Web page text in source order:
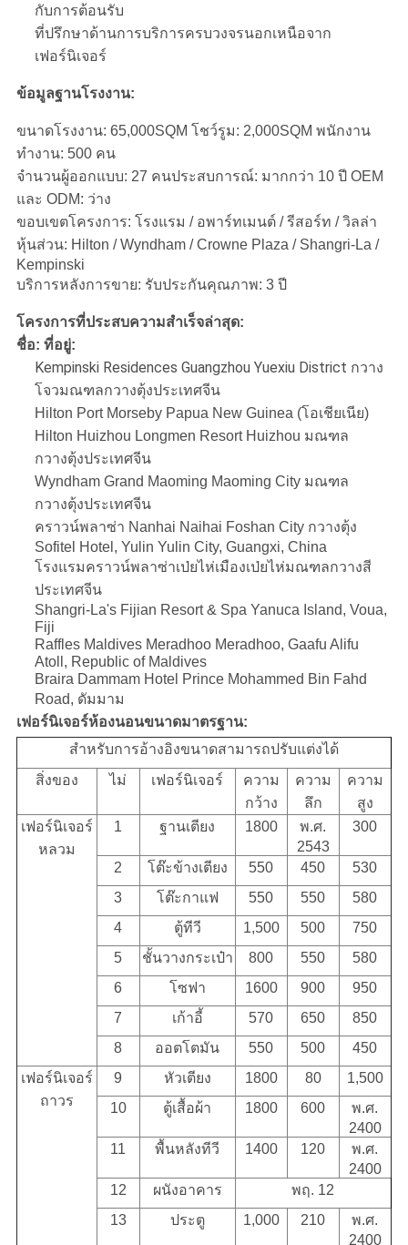
กับการต้อนรับ
ที่ปรึกษาด้านการบริการครบวงจรนอกเหนือจาก
เฟอร์นิเจอร์
ข้อมูลฐานโรงงาน:
ขนาดโรงงาน: 65,000SQM โชว์รูม: 2,000SQM พนักงาน
ทำงาน: 500 คน
จำนวนผู้ออกแบบ: 27 คนประสบการณ์: มากกว่า 10 ปี OEM
และ ODM: ว่าง
ขอบเขตโครงการ: โรงแรม / อพาร์ทเมนต์ / รีสอร์ท / วิลล่า
หุ้นส่วน: Hilton / Wyndham / Crowne Plaza / Shangri-La /
Kempinski
บริการหลังการขาย: รับประกันคุณภาพ: 3 ปี
โครงการที่ประสบความสำเร็จล่าสุด:
ชื่อ: ที่อยู่:
Kempinski Residences Guangzhou Yuexiu District กวาง
โจวมณฑลกวางตุ้งประเทศจีน
Hilton Port Morseby Papua New Guinea (โอเชียเนีย)
Hilton Huizhou Longmen Resort Huizhou มณฑล
กวางตุ้งประเทศจีน
Wyndham Grand Maoming Maoming City มณฑล
กวางตุ้งประเทศจีน
คราวน์พลาซ่า Nanhai Naihai Foshan City กวางตุ้ง
Sofitel Hotel, Yulin Yulin City, Guangxi, China
โรงแรมคราวน์พลาซ่าเป่ยไห่เมืองเป่ยไห่มณฑลกวางสี
ประเทศจีน
Shangri-La's Fijian Resort & Spa Yanuca Island, Voua,
Fiji
Raffles Maldives Meradhoo Meradhoo, Gaafu Alifu
Atoll, Republic of Maldives
Braira Dammam Hotel Prince Mohammed Bin Fahd
Road, ดัมมาม
เฟอร์นิเจอร์ห้องนอนขนาดมาตรฐาน:
สำหรับการอ้างอิงขนาดสามารถปรับแต่งได้
สิ่งของ
ไม่ เฟอร์นิเจอร์
ความ
กว้าง
ความ
ลึก
ความ
สูง
เฟอร์นิเจอร์
หลวม
1 ฐานเตียง 1800
พ.ศ.
2543
300
2 โต๊ะข้างเตียง 550 450
530
3
โต๊ะกาแฟ 550 550
580
4
ตู้ทีวี 1,500 500
750
5
ชั้นวางกระเป๋า 800 550
580
6
โซฟา 1600 900
950
7
เก้าอี้ 570 650
850
8
ออตโตมัน 550 500
450
เฟอร์นิเจอร์
ถาวร
9 หัวเตียง 1800 80
1,500
10
ตู้เสื้อผ้า 1800 600
พ.ศ.
2400
11
พื้นหลังทีวี 1400 120
พ.ศ.
2400
12
ผนังอาคาร
พฤ. 12
13
ประตู 1,000 210
พ.ศ.
2400